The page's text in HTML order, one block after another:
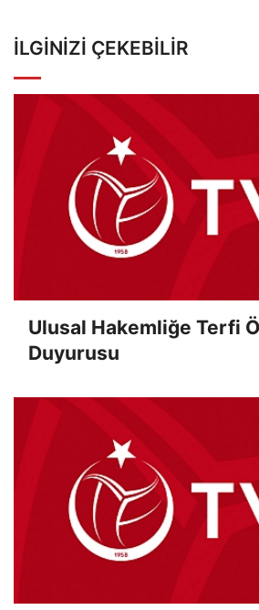
İLGINIZI ÇEKEBILIR
Ulusal Hakemliğe Terfi
Duyurusu